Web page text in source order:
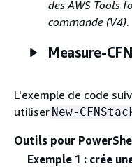
des AWS Tools
commande (V4).
Measure-
L'exemple de code
utiliser New-
Outils pour
Exemple 1 : crée